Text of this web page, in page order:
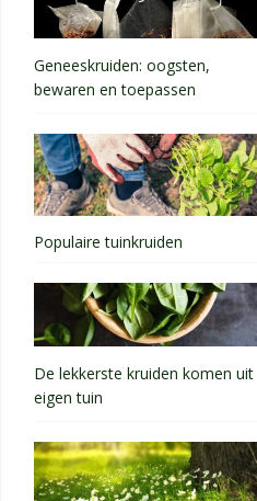
Geneeskruiden: oogsten,
bewaren en toepassen
Populaire tuinkruiden
De lekkerste kruiden komen uit
eigen tuin